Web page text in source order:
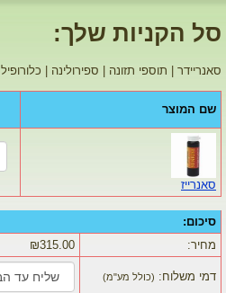
סל הקניות שלך:
סאנריידר | תוספי תזונה | ספירולינה | כלורופיל
שם המוצר
סאנרייז
סיכום:
מחיר:
₪315.00
דמי משלוח: (כולל מע"מ)